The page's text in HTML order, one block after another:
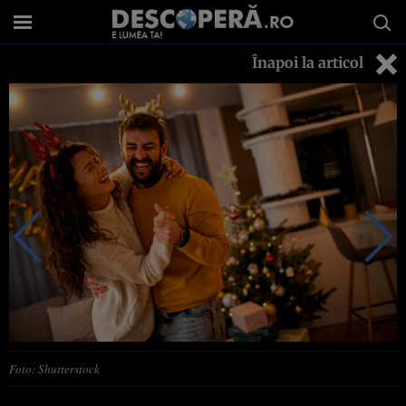
Înapoi la articol
Foto: Shutterstock